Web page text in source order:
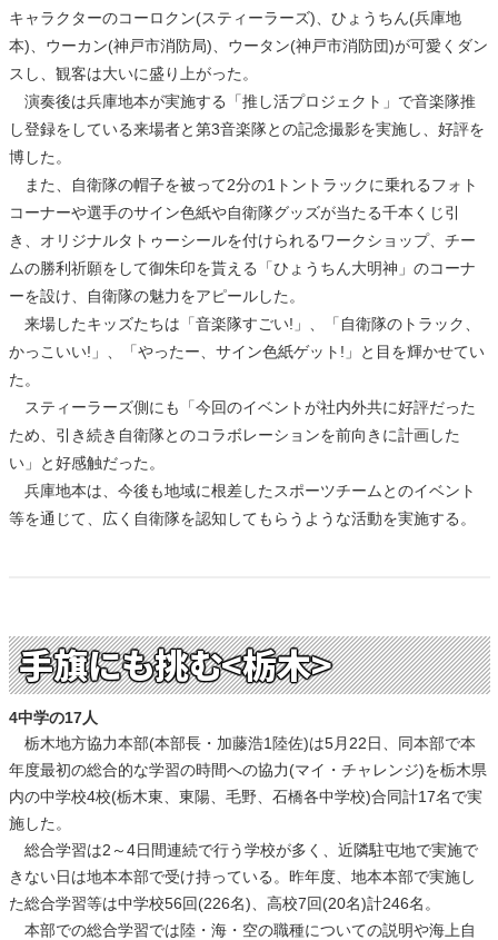
キャラクターのコーロクン(スティーラーズ)、ひょうちん(兵庫地
本)、ウーカン(神戸市消防局)、ウータン(神戸市消防団)が可愛くダン
スし、観客は大いに盛り上がった。
演奏後は兵庫地本が実施する「推し活プロジェクト」で音楽隊推
し登録をしている来場者と第3音楽隊との記念撮影を実施し、好評を
博した。
また、自衛隊の帽子を被って2分の1トントラックに乗れるフォト
コーナーや選手のサイン色紙や自衛隊グッズが当たる千本くじ引
き、オリジナルタトゥーシールを付けられるワークショップ、チー
ムの勝利祈願をして御朱印を貰える「ひょうちん大明神」のコーナ
ーを設け、自衛隊の魅力をアピールした。
来場したキッズたちは「音楽隊すごい!」、「自衛隊のトラック、
かっこいい!」、「やったー、サイン色紙ゲット!」と目を輝かせてい
た。
スティーラーズ側にも「今回のイベントが社内外共に好評だった
ため、引き続き自衛隊とのコラボレーションを前向きに計画した
い」と好感触だった。
兵庫地本は、今後も地域に根差したスポーツチームとのイベント
等を通じて、広く自衛隊を認知してもらうような活動を実施する。
手旗にも挑む<栃木>
4中学の17人
栃木地方協力本部(本部長・加藤浩1陸佐)は5月22日、同本部で本
年度最初の総合的な学習の時間への協力(マイ・チャレンジ)を栃木県
内の中学校4校(栃木東、東陽、毛野、石橋各中学校)合同計17名で実
施した。
総合学習は2～4日間連続で行う学校が多く、近隣駐屯地で実施で
きない日は地本本部で受け持っている。昨年度、地本本部で実施し
た総合学習等は中学校56回(226名)、高校7回(20名)計246名。
本部での総合学習では陸・海・空の職種についての説明や海上自